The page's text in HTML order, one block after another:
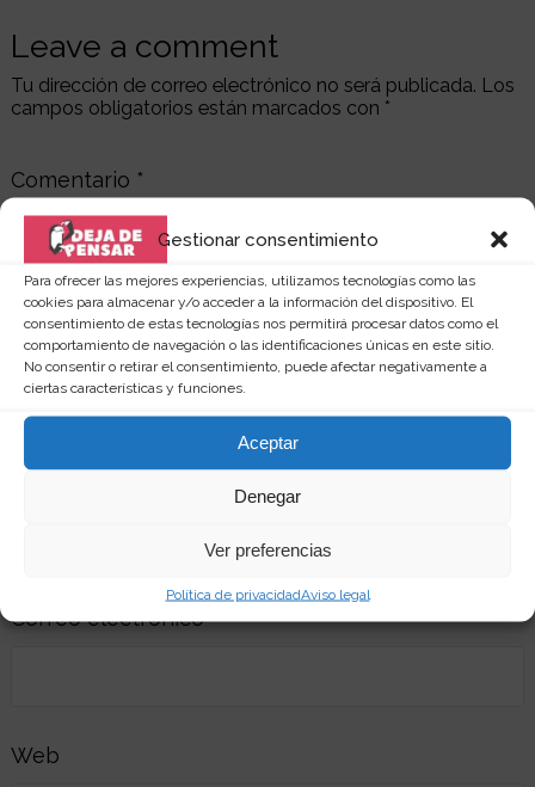
Gestionar consentimiento
Para ofrecer las mejores experiencias, utilizamos tecnologías como las
cookies para almacenar y/o acceder a la información del dispositivo. El
consentimiento de estas tecnologías nos permitirá procesar datos como el
comportamiento de navegación o las identificaciones únicas en este sitio.
No consentir o retirar el consentimiento, puede afectar negativamente a
ciertas características y funciones.
Aceptar
Denegar
Ver preferencias
Política de privacidadAviso legal
Leave a comment
Tu dirección de correo electrónico no será publicada. Los
campos obligatorios están marcados con *
Comentario *
Correo electrónico
Web